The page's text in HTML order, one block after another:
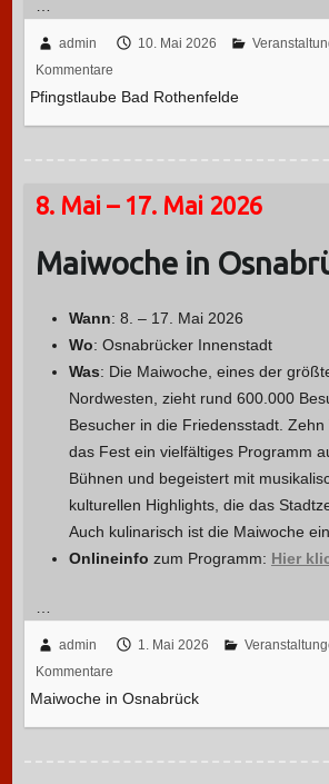
…
admin 10. Mai 2026
Kommentare
Pfingstlaube Bad Rothenfelde
8. Mai – 17. Mai 2026
Maiwoche in
Wann: 8. – 17. Mai 2026
Wo: Osnabrücker Innenstadt
Was: Die Maiwoche, eines der
Nordwesten, zieht rund 600.000
Besucher in die Friedensstadt. Zehn
das Fest ein vielfältiges Programm
Bühnen und begeistert mit
kulturellen Highlights, die das
Auch kulinarisch ist die Maiwoche
Onlineinfo zum Programm: Hier
…
admin 1. Mai 2026
Kommentare
Maiwoche in Osnabrück